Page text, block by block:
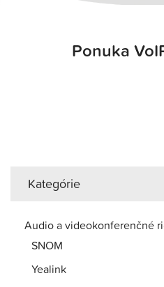
Ponuka
Kategórie
Audio a videokonferenčné
SNOM
Yealink